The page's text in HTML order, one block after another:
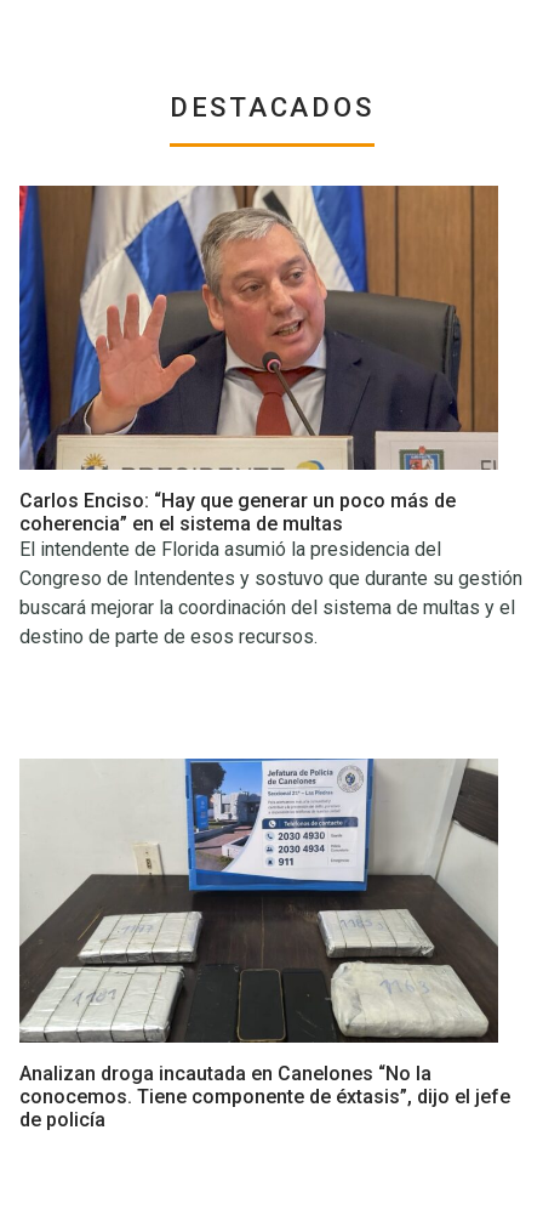
DESTACADOS
Carlos Enciso: “Hay que generar un poco más de
coherencia” en el sistema de multas
El intendente de Florida asumió la presidencia del
Congreso de Intendentes y sostuvo que durante su gestión
buscará mejorar la coordinación del sistema de multas y el
destino de parte de esos recursos.
Analizan droga incautada en Canelones “No la
conocemos. Tiene componente de éxtasis”, dijo el jefe
de policía